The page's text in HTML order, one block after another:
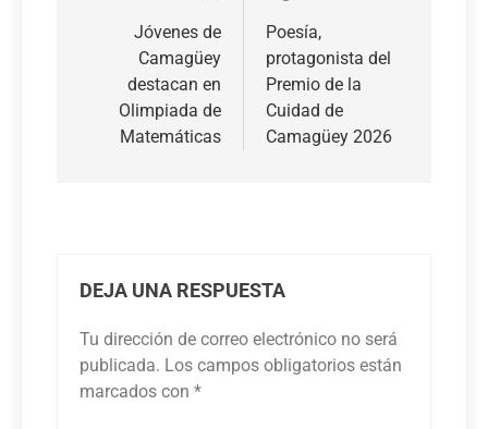
entradas
Jóvenes de
Camagüey
destacan en
Olimpiada de
Matemáticas
Poesía,
protagonista del
Premio de la
Cuidad de
Camagüey 2026
DEJA UNA RESPUESTA
Tu dirección de correo electrónico no será
publicada. Los campos obligatorios están
marcados con *